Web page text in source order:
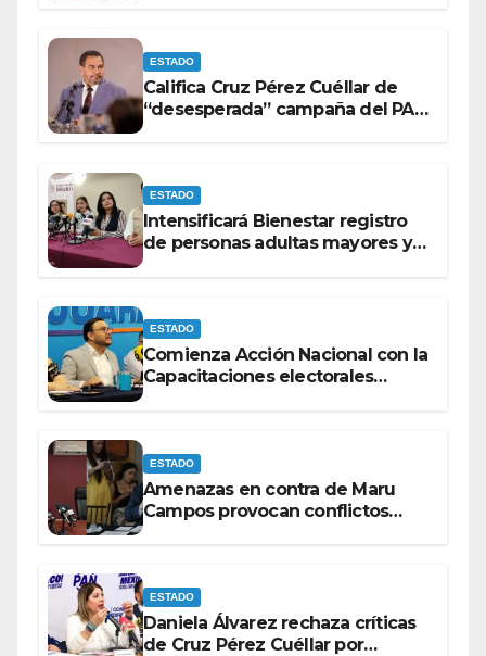
ESTADO
Califica Cruz Pérez Cuéllar de
“desesperada” campaña del PAN
ESTADO
Intensificará Bienestar registro
de personas adultas mayores y
ESTADO
Comienza Acción Nacional con la
Capacitaciones electorales
ESTADO
Amenazas en contra de Maru
Campos provocan conflictos
ESTADO
Daniela Álvarez rechaza críticas
de Cruz Pérez Cuéllar por